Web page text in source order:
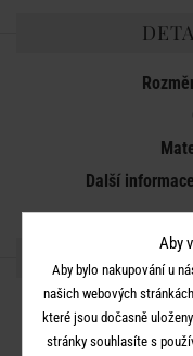
Další
Aby
Aby bylo nakupování u
našich webových
které jsou dočasně
stránky souhlasíte s